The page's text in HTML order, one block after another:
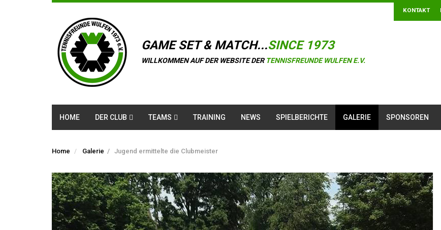
KONTAKT
GAME SET & MATCH...SINCE 1973
WILLKOMMEN AUF DER WEBSITE DER TENNISFREUNDE WULFEN E.V.
HOME DER CLUB TEAMS TRAINING NEWS SPIELBERICHTE GALERIE SPONSOREN
Home Galerie / Jugend ermittelte die Clubmeister